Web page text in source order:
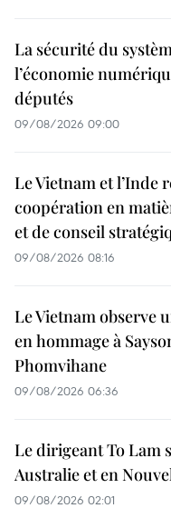
La sécurité du
l’économie
députés
09/08/2026 09:00
Le Vietnam et l’Inde
coopération en
et de conseil
09/08/2026 08:16
Le Vietnam observe
en hommage à
Phomvihane
09/08/2026 06:36
Le dirigeant To Lam
Australie et en
09/08/2026 02:01